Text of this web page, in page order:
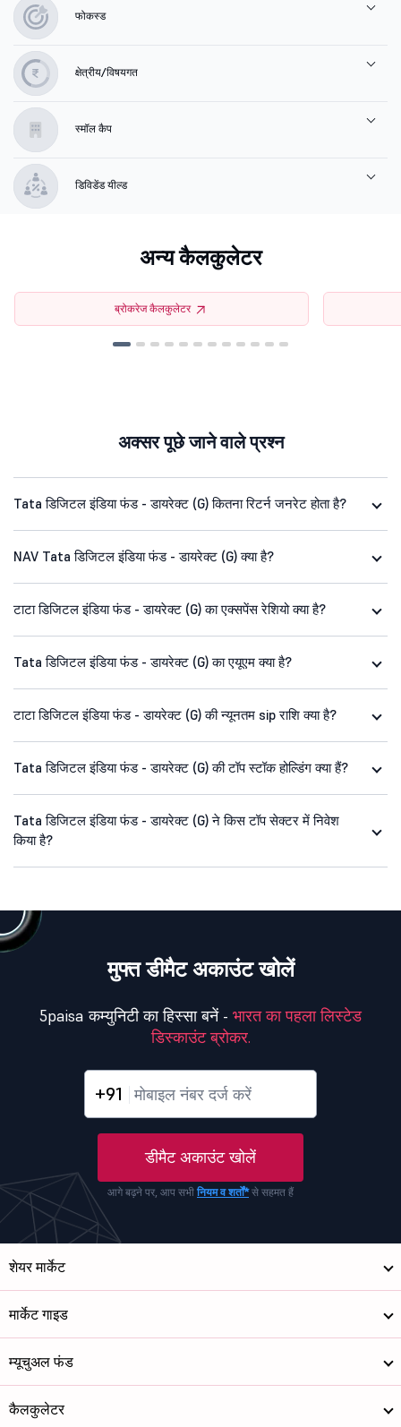
फोकस्ड
क्षेत्रीय/विषयगत
स्मॉल कैप
डिविडेंड यील्ड
अन्य कैलकुलेटर
ब्रोकरेज कैलकुलेटर
अक्सर पूछे जाने वाले प्रश्न
Tata डिजिटल इंडिया फंड - डायरेक्ट (G) कितना रिटर्न जनरेट होता है?
NAV Tata डिजिटल इंडिया फंड - डायरेक्ट (G) क्या है?
टाटा डिजिटल इंडिया फंड - डायरेक्ट (G) का एक्सपेंस रेशियो क्या है?
Tata डिजिटल इंडिया फंड - डायरेक्ट (G) का एयूएम क्या है?
टाटा डिजिटल इंडिया फंड - डायरेक्ट (G) की न्यूनतम sip राशि क्या है?
Tata डिजिटल इंडिया फंड - डायरेक्ट (G) की टॉप स्टॉक होल्डिंग क्या हैं?
Tata डिजिटल इंडिया फंड - डायरेक्ट (G) ने किस टॉप सेक्टर में निवेश
किया है?
मुफ्त डीमैट अकाउंट खोलें
5paisa कम्युनिटी का हिस्सा बनें - भारत का पहला लिस्टेड
डिस्काउंट ब्रोकर.
+91
डीमैट अकाउंट खोलें
आगे बढ़ने पर, आप सभी नियम व शर्तों*से सहमत हैं
शेयर मार्केट
मार्केट गाइड
म्यूचुअल फंड
कैलकुलेटर